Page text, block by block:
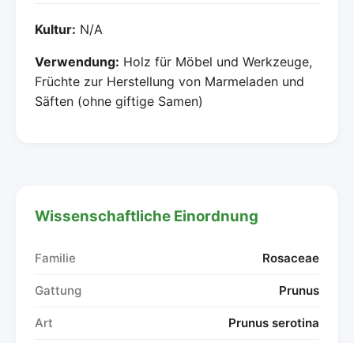
Kultur: N/A
Verwendung: Holz für Möbel und Werkzeuge,
Früchte zur Herstellung von Marmeladen und
Säften (ohne giftige Samen)
Wissenschaftliche Einordnung
Familie Rosaceae
Gattung Prunus
Art Prunus serotina